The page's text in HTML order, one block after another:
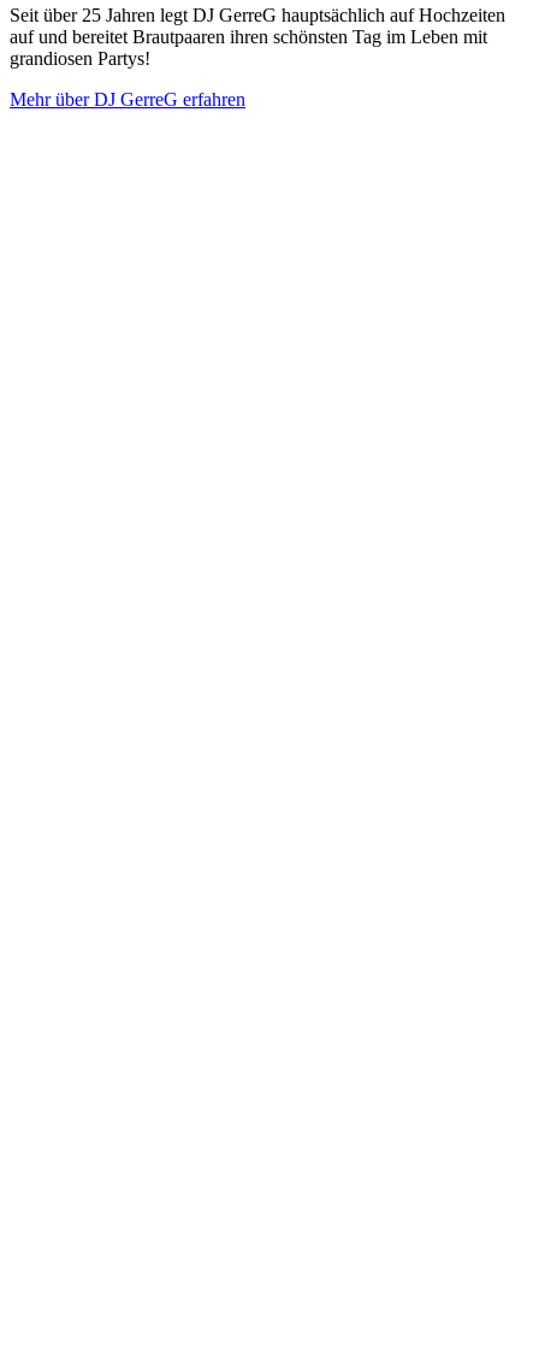
Seit über 25 Jahren legt DJ GerreG hauptsächlich auf Hochzeiten
auf und bereitet Brautpaaren ihren schönsten Tag im Leben mit
grandiosen Partys!
Mehr über DJ GerreG erfahren